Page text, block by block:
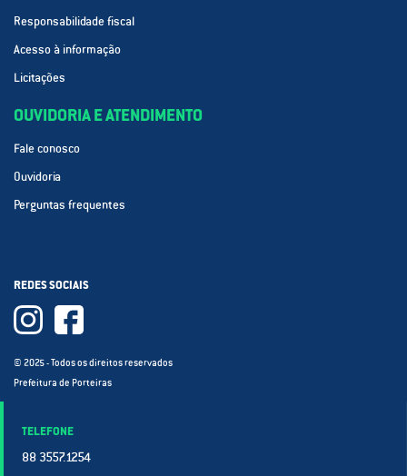
Responsabilidade fiscal
Acesso à informação
Licitações
OUVIDORIA E ATENDIMENTO
Fale conosco
Ouvidoria
Perguntas frequentes
REDES SOCIAIS
© 2025 - Todos os direitos reservados
Prefeitura de Porteiras
TELEFONE
88 3557.1254